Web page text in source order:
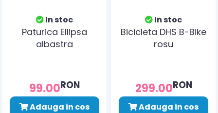
In stoc
Paturica Ellipsa
albastra
99.00RON
Adauga in cos
In stoc
Bicicleta DHS B-Bike
rosu
299.00RON
Adauga in cos